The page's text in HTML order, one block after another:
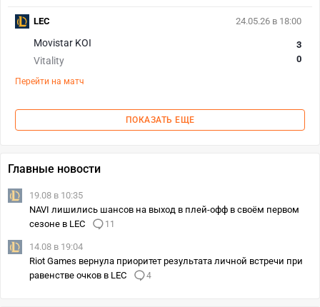
24.05.26 в 18:00
Movistar KOI
Vitality
3
0
Перейти на матч
LEC
ПОКАЗАТЬ ЕЩЕ
Главные новости
19.08 в 10:35
NAVI лишились шансов на выход в плей-офф в своём первом
сезоне в LEC
11
14.08 в 19:04
Riot Games вернула приоритет результата личной встречи при
равенстве очков в LEC
4